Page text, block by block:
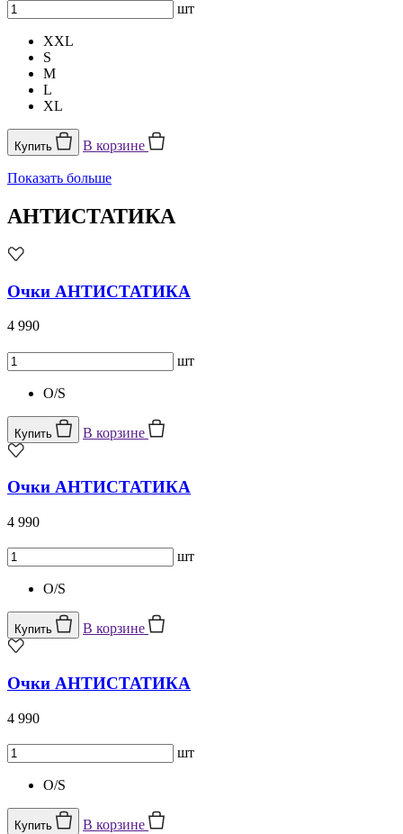
шт
XXL
S
M
L
XL
Купить В корзине
Показать больше
АНТИСТАТИКА
Очки АНТИСТАТИКА
4 990
шт
O/S
Купить В корзине
Очки АНТИСТАТИКА
4 990
шт
O/S
Купить В корзине
Очки АНТИСТАТИКА
4 990
шт
O/S
Купить В корзине